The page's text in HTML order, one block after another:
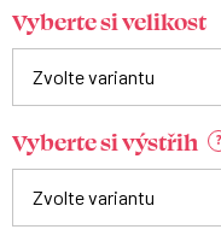
Vyberte si velikost
Vyberte si výstřih ?